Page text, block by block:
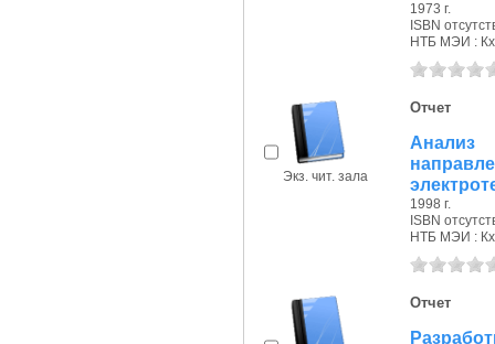
1973 г.
ISBN
НТБ МЭИ : Кх
Экз. чит. зала
Отчет
1998 г.
ISBN
НТБ МЭИ : Кх
Отчет